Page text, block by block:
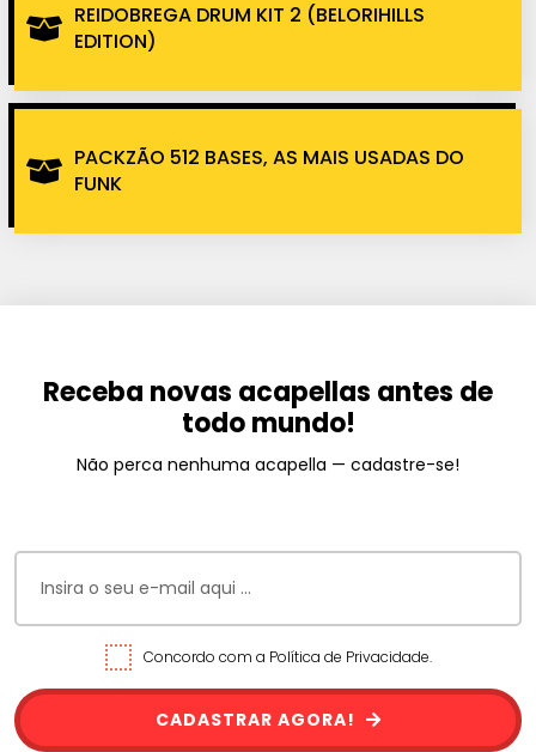
REIDOBREGA DRUM KIT 2 (BELORIHILLS
EDITION)
PACKZÃO 512 BASES, AS MAIS USADAS DO
FUNK
Receba novas acapellas antes de
todo mundo!
Não perca nenhuma acapella — cadastre-se!
Concordo com a Política de Privacidade.
CADASTRAR AGORA!